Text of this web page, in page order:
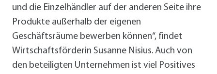
und die Einzelhändler auf der anderen Seite ihre
Produkte außerhalb der eigenen
Geschäftsräume bewerben können“, findet
Wirtschaftsförderin Susanne Nisius. Auch von
den beteiligten Unternehmen ist viel Positives